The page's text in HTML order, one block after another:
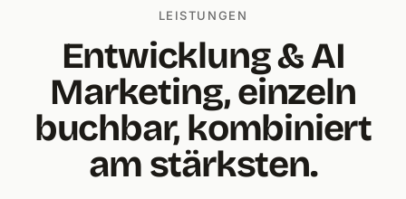
LEISTUNGEN
Entwicklung & AI
Marketing, einzeln
buchbar, kombiniert
am stärksten.